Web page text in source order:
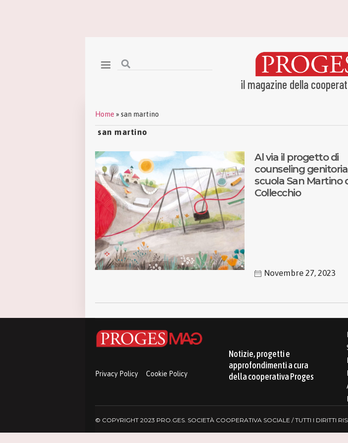
il magazine della
Home » san martino
san martino
Al via il progetto di
counseling
scuola San Martino
Collecchio
Novembre 27, 2023
Privacy Policy Cookie Policy
Notizie, progetti e
approfondimenti a cura
della cooperativa Proges
© COPYRIGHT 2023 PRO.GES. SOCIETÀ COOPERATIVA SOCIALE / TUTTI I DIRITTI